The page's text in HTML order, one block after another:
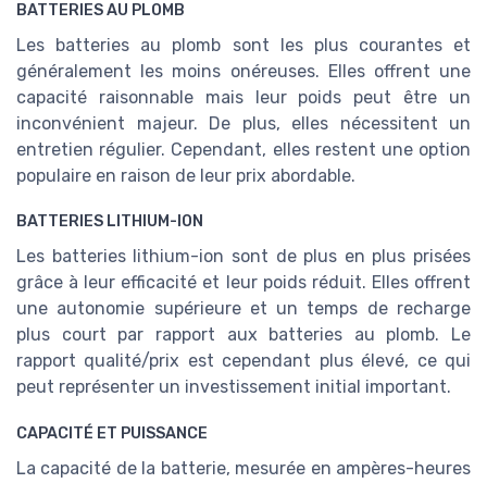
BATTERIES AU PLOMB
Les batteries au plomb sont les plus courantes et
généralement les moins onéreuses. Elles offrent une
capacité raisonnable mais leur poids peut être un
inconvénient majeur. De plus, elles nécessitent un
entretien régulier. Cependant, elles restent une option
populaire en raison de leur prix abordable.
BATTERIES LITHIUM-ION
Les batteries lithium-ion sont de plus en plus prisées
grâce à leur efficacité et leur poids réduit. Elles offrent
une autonomie supérieure et un temps de recharge
plus court par rapport aux batteries au plomb. Le
rapport qualité/prix est cependant plus élevé, ce qui
peut représenter un investissement initial important.
CAPACITÉ ET PUISSANCE
La capacité de la batterie, mesurée en ampères-heures